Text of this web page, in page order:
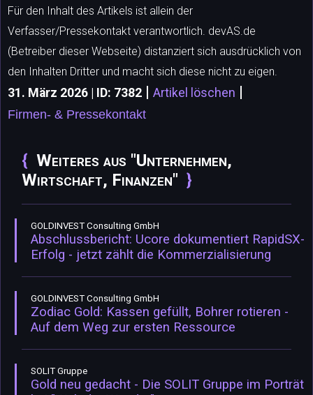
Für den Inhalt des Artikels ist allein der
Verfasser/Pressekontakt verantwortlich. devAS.de
(Betreiber dieser Webseite) distanziert sich ausdrücklich von
den Inhalten Dritter und macht sich diese nicht zu eigen.
31. März 2026 | ID: 7382 | Artikel löschen |
Firmen- & Pressekontakt
Weiteres aus "Unternehmen,
Wirtschaft, Finanzen"
GOLDINVEST Consulting GmbH
Abschlussbericht: Ucore dokumentiert RapidSX-
Erfolg - jetzt zählt die Kommerzialisierung
GOLDINVEST Consulting GmbH
Zodiac Gold: Kassen gefüllt, Bohrer rotieren -
Auf dem Weg zur ersten Ressource
SOLIT Gruppe
Gold neu gedacht - Die SOLIT Gruppe im Porträt